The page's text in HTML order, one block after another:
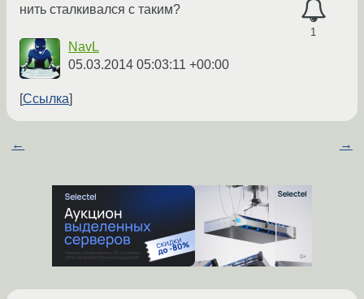
1
нить сталкивался с таким?
NavL
05.03.2014 05:03:11 +00:00
Ссылка
← →